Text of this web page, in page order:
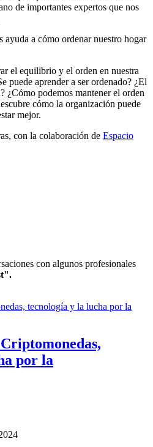
de importantes expertos que nos
ayuda a cómo ordenar nuestro hogar
el equilibrio y el orden en nuestra
puede aprender a ser ordenado? ¿El
¿Cómo podemos mantener el orden
cómo la organización puede
mejor.
con la colaboración de Espacio
con algunos profesionales
por la